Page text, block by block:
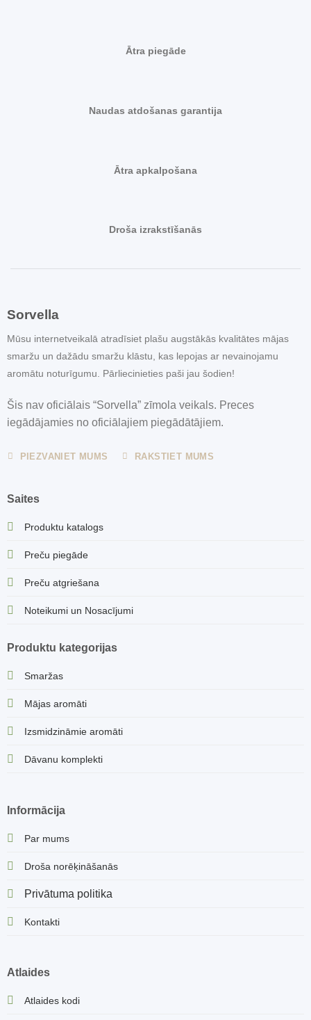
Ātra piegāde
Naudas atdošanas garantija
Ātra apkalpošana
Droša izrakstīšanās
Sorvella
Mūsu internetveikalā atradīsiet plašu augstākās kvalitātes mājas
smaržu un dažādu smaržu klāstu, kas lepojas ar nevainojamu
aromātu noturīgumu. Pārliecinieties paši jau šodien!
Šis nav oficiālais “Sorvella” zīmola veikals. Preces
iegādājamies no oficiālajiem piegādātājiem.
PIEZVANIET MUMS RAKSTIET MUMS
Saites
Produktu katalogs
Preču piegāde
Preču atgriešana
Noteikumi un Nosacījumi
Produktu kategorijas
Smaržas
Mājas aromāti
Izsmidzināmie aromāti
Dāvanu komplekti
Informācija
Par mums
Droša norēķināšanās
Privātuma politika
Kontakti
Atlaides
Atlaides kodi